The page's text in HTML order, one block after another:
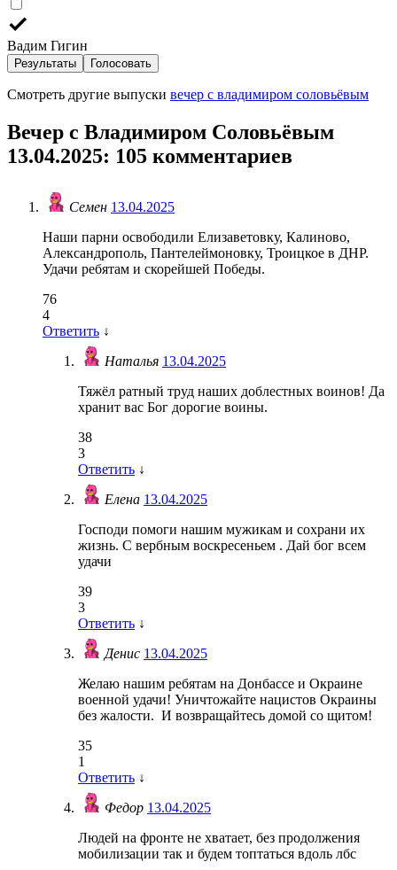
Вадим Гигин
Результаты Голосовать
Смотреть другие выпуски вечер с владимиром соловьёвым
Вечер с Владимиром Соловьёвым
13.04.2025: 105 комментариев
Семен 13.04.2025
Наши парни освободили Елизаветовку, Калиново,
Александрополь, Пантелеймоновку, Троицкое в ДНР.
Удачи ребятам и скорейшей Победы.
76
4
Ответить ↓
Наталья 13.04.2025
Тяжёл ратный труд наших доблестных воинов! Да
хранит вас Бог дорогие воины.
38
3
Ответить ↓
Елена 13.04.2025
Господи помоги нашим мужикам и сохрани их
жизнь. С вербным воскресеньем . Дай бог всем
удачи
39
3
Ответить ↓
Денис 13.04.2025
Желаю нашим ребятам на Донбассе и Окраине
военной удачи! Уничтожайте нацистов Окраины
без жалости. И возвращайтесь домой со щитом!
35
1
Ответить ↓
Федор 13.04.2025
Людей на фронте не хватает, без продолжения
мобилизации так и будем топтаться вдоль лбс